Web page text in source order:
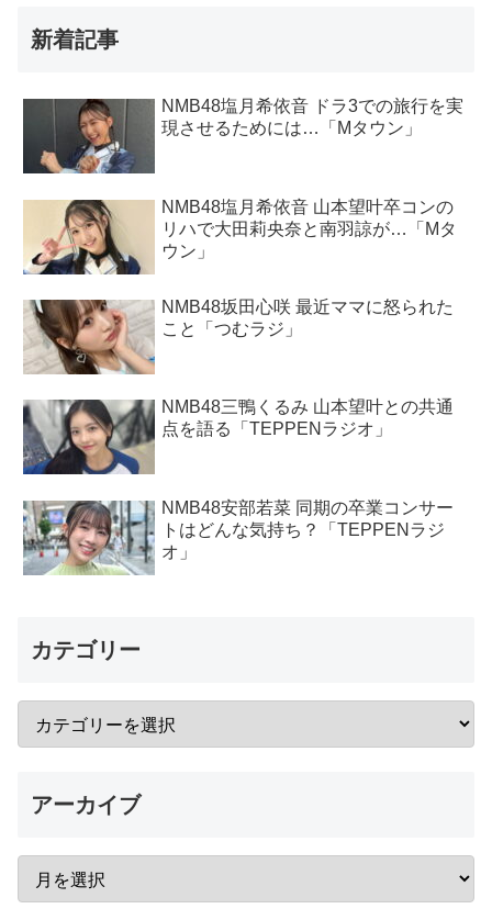
新着記事
NMB48塩月希依音 ドラ3での旅行を実
現させるためには…「Mタウン」
NMB48塩月希依音 山本望叶卒コンの
リハで大田莉央奈と南羽諒が…「Mタ
ウン」
NMB48坂田心咲 最近ママに怒られた
こと「つむラジ」
NMB48三鴨くるみ 山本望叶との共通
点を語る「TEPPENラジオ」
NMB48安部若菜 同期の卒業コンサー
トはどんな気持ち？「TEPPENラジ
オ」
カテゴリー
アーカイブ